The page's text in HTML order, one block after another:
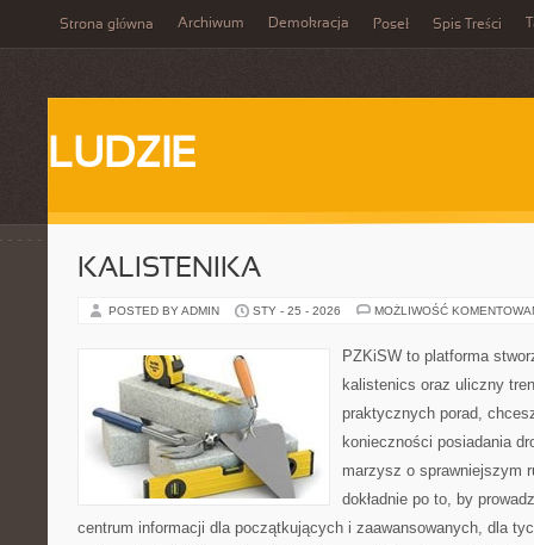
Strona główna Archiwum Demokracja Poseł Spis Treści
LUDZIE
KALISTENIKA
POSTED BY ADMIN STY - 25 - 2026 MOŻLIWOŚĆ
PZKiSW to platforma
kalistenics oraz uliczny
praktycznych porad,
konieczności posiadania
marzysz o sprawniejszym
dokładnie po to, by
centrum informacji dla początkujących i zaawansowanych, dla